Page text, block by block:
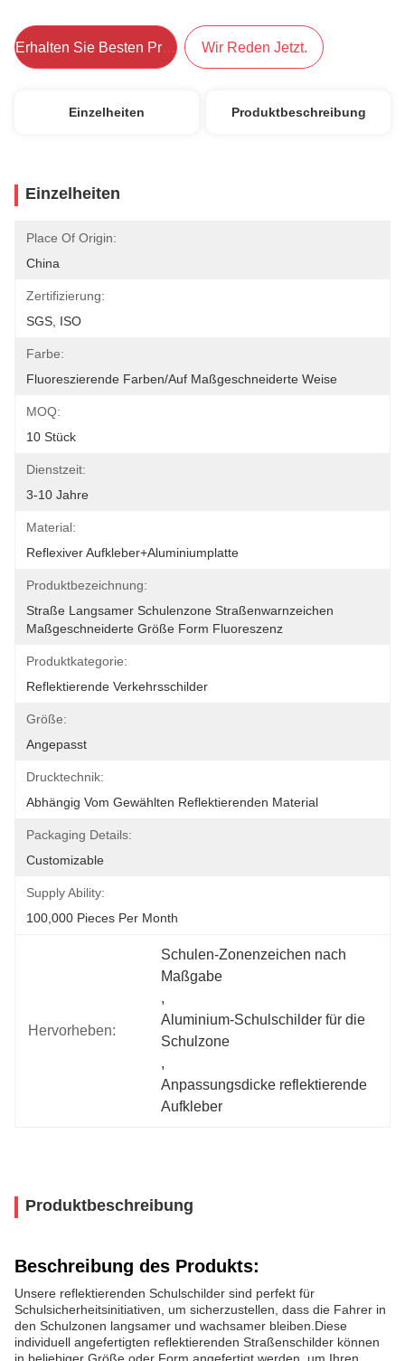
Erhalten Sie Besten Preis Wir Reden Jetzt.
Einzelheiten Produktbeschreibung
Einzelheiten
Place Of Origin:
China
Zertifizierung:
SGS, ISO
Farbe:
Fluoreszierende Farben/auf Maßgeschneiderte Weise
MOQ:
10 Stück
Dienstzeit:
3-10 Jahre
Material:
Reflexiver Aufkleber+Aluminiumplatte
Produktbezeichnung:
Straße Langsamer Schulenzone Straßenwarnzeichen
Maßgeschneiderte Größe Form Fluoreszenz
Produktkategorie:
Reflektierende Verkehrsschilder
Größe:
Angepasst
Drucktechnik:
Abhängig Vom Gewählten Reflektierenden Material
Packaging Details:
Customizable
Supply Ability:
100,000 Pieces Per Month
Hervorheben:
Schulen-Zonenzeichen nach
Maßgabe
,
Aluminium-Schulschilder für die
Schulzone
,
Anpassungsdicke reflektierende
Aufkleber
Produktbeschreibung
Beschreibung des Produkts:
Unsere reflektierenden Schulschilder sind perfekt für
Schulsicherheitsinitiativen, um sicherzustellen, dass die Fahrer in
den Schulzonen langsamer und wachsamer bleiben.Diese
individuell angefertigten reflektierenden Straßenschilder können